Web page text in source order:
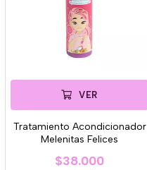
VER
Tratamiento Acondicionador
Melenitas Felices
$38.000